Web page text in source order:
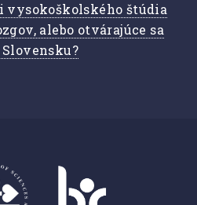
vysokoškolského štúdia
alebo otvárajúce sa